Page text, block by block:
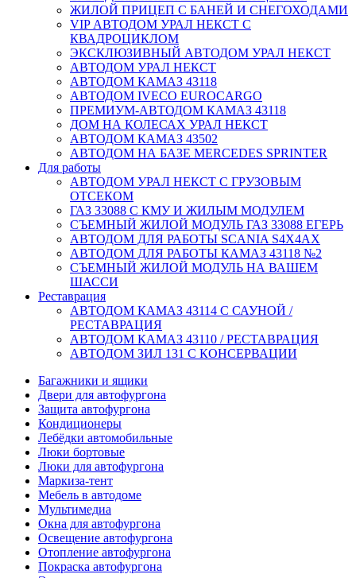
ЖИЛОЙ ПРИЦЕП С БАНЕЙ И СНЕГОХОДАМИ
VIP АВТОДОМ УРАЛ НЕКСТ С
КВАДРОЦИКЛОМ
ЭКСКЛЮЗИВНЫЙ АВТОДОМ УРАЛ НЕКСТ
АВТОДОМ УРАЛ НЕКСТ
АВТОДОМ КАМАЗ 43118
АВТОДОМ IVECO EUROCARGO
ПРЕМИУМ-АВТОДОМ КАМАЗ 43118
ДОМ НА КОЛЕСАХ УРАЛ НЕКСТ
АВТОДОМ КАМАЗ 43502
АВТОДОМ НА БАЗЕ MERCEDES SPRINTER
Для работы
АВТОДОМ УРАЛ НЕКСТ С ГРУЗОВЫМ
ОТСЕКОМ
ГАЗ 33088 С КМУ И ЖИЛЫМ МОДУЛЕМ
СЪЕМНЫЙ ЖИЛОЙ МОДУЛЬ ГАЗ 33088 ЕГЕРЬ
АВТОДОМ ДЛЯ РАБОТЫ SCANIA S4X4AX
АВТОДОМ ДЛЯ РАБОТЫ КАМАЗ 43118 №2
СЪЕМНЫЙ ЖИЛОЙ МОДУЛЬ НА ВАШЕМ
ШАССИ
Реставрация
АВТОДОМ КАМАЗ 43114 С САУНОЙ /
РЕСТАВРАЦИЯ
АВТОДОМ КАМАЗ 43110 / РЕСТАВРАЦИЯ
АВТОДОМ ЗИЛ 131 С КОНСЕРВАЦИИ
Багажники и ящики
Двери для автофургона
Защита автофургона
Кондиционеры
Лебёдки автомобильные
Люки бортовые
Люки для автофургона
Маркиза-тент
Мебель в автодоме
Мультимедиа
Окна для автофургона
Освещение автофургона
Отопление автофургона
Покраска автофургона